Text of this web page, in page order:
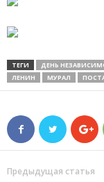
ТЕГИ ДЕНЬ
ЛЕНИН
МУРАЛ
Предыдущая статья